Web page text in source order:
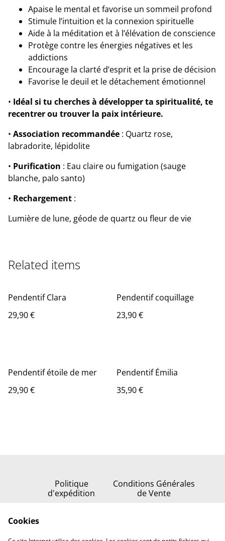
Apaise le mental et favorise un sommeil profond
Stimule l’intuition et la connexion spirituelle
Aide à la méditation et à l’élévation de conscience
Protège contre les énergies négatives et les
addictions
Encourage la clarté d’esprit et la prise de décision
Favorise le deuil et le détachement émotionnel
• Idéal si tu cherches à développer ta spiritualité, te
recentrer ou trouver la paix intérieure.
• Association recommandée : Quartz rose,
labradorite, lépidolite
• Purification : Eau claire ou fumigation (sauge
blanche, palo santo)
• Rechargement :
Lumière de lune, géode de quartz ou fleur de vie
Related items
Pendentif Clara
29,90 €
Pendentif coquillage
23,90 €
Pendentif étoile de mer
29,90 €
Pendentif Émilia
35,90 €
Politique
d'expédition
Conditions Générales
de Vente
Cookies